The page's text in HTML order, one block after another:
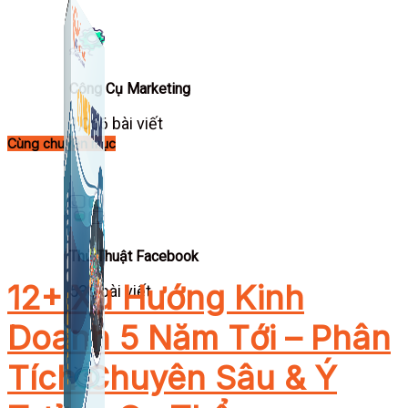
Công Cụ Marketing
1,066 bài viết
Thủ Thuật Facebook
536 bài viết
Cùng chuyên mục
12+ Xu Hướng Kinh
Doanh 5 Năm Tới – Phân
Tích Chuyên Sâu & Ý